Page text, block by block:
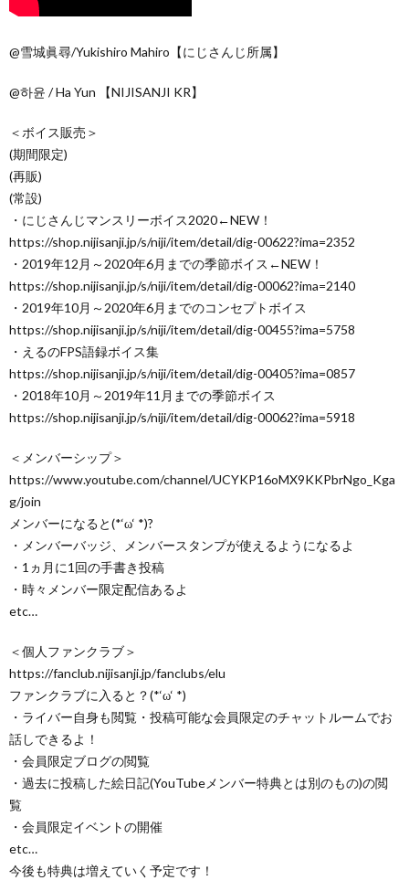
@雪城眞尋/Yukishiro Mahiro【にじさんじ所属】
@하윤 / Ha Yun 【NIJISANJI KR】
＜ボイス販売＞
(期間限定)
(再販)
(常設)
・にじさんじマンスリーボイス2020←NEW！
https://shop.nijisanji.jp/s/niji/item/detail/dig-00622?ima=2352
・2019年12月～2020年6月までの季節ボイス←NEW！
https://shop.nijisanji.jp/s/niji/item/detail/dig-00062?ima=2140
・2019年10月～2020年6月までのコンセプトボイス
https://shop.nijisanji.jp/s/niji/item/detail/dig-00455?ima=5758
・えるのFPS語録ボイス集
https://shop.nijisanji.jp/s/niji/item/detail/dig-00405?ima=0857
・2018年10月～2019年11月までの季節ボイス
https://shop.nijisanji.jp/s/niji/item/detail/dig-00062?ima=5918
＜メンバーシップ＞
https://www.youtube.com/channel/UCYKP16oMX9KKPbrNgo_Kga
g/join
メンバーになると(*‘ω‘ *)?
・メンバーバッジ、メンバースタンプが使えるようになるよ
・1ヵ月に1回の手書き投稿
・時々メンバー限定配信あるよ
etc…
＜個人ファンクラブ＞
https://fanclub.nijisanji.jp/fanclubs/elu
ファンクラブに入ると？(*‘ω‘ *)
・ライバー自身も閲覧・投稿可能な会員限定のチャットルームでお
話しできるよ！
・会員限定ブログの閲覧
・過去に投稿した絵日記(YouTubeメンバー特典とは別のもの)の閲
覧
・会員限定イベントの開催
etc…
今後も特典は増えていく予定です！